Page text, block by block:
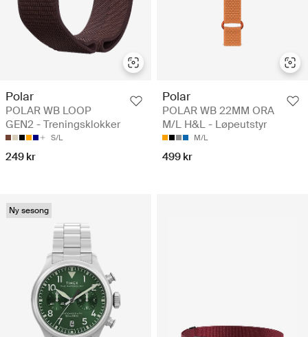
Polar
POLAR WB LOOP
GEN2 - Treningsklokker
S/L
249 kr
Polar
POLAR WB 22MM ORA
M/L H&L - Løpeutstyr
M/L
499 kr
Ny sesong